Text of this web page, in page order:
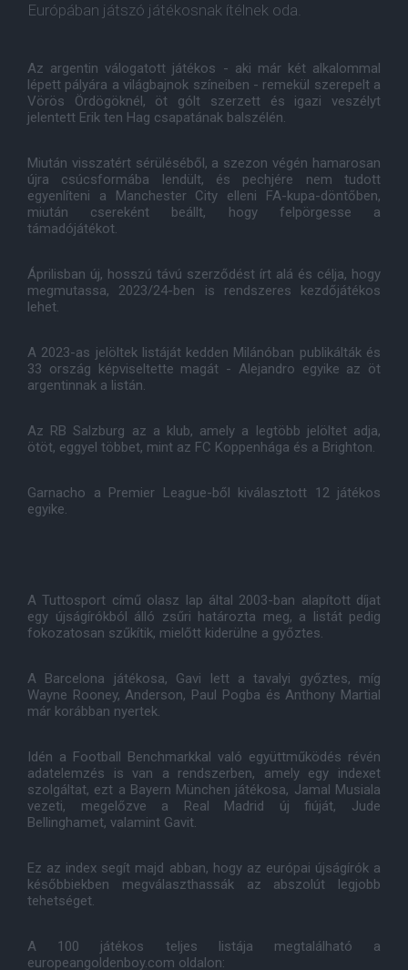
Európában játszó játékosnak ítélnek oda.
Az argentin válogatott játékos - aki már két alkalommal
lépett pályára a világbajnok színeiben - remekül szerepelt a
Vörös Ördögöknél, öt gólt szerzett és igazi veszélyt
jelentett Erik ten Hag csapatának balszélén.
Miután visszatért sérüléséből, a szezon végén hamarosan
újra csúcsformába lendült, és pechjére nem tudott
egyenlíteni a Manchester City elleni FA-kupa-döntőben,
miután csereként beállt, hogy felpörgesse a
támadójátékot.
Áprilisban új, hosszú távú szerződést írt alá és célja, hogy
megmutassa, 2023/24-ben is rendszeres kezdőjátékos
lehet.
A 2023-as jelöltek listáját kedden Milánóban publikálták és
33 ország képviseltette magát - Alejandro egyike az öt
argentinnak a listán.
Az RB Salzburg az a klub, amely a legtöbb jelöltet adja,
ötöt, eggyel többet, mint az FC Koppenhága és a Brighton.
Garnacho a Premier League-ből kiválasztott 12 játékos
egyike.
A Tuttosport című olasz lap által 2003-ban alapított díjat
egy újságírókból álló zsűri határozta meg, a listát pedig
fokozatosan szűkítik, mielőtt kiderülne a győztes.
A Barcelona játékosa, Gavi lett a tavalyi győztes, míg
Wayne Rooney, Anderson, Paul Pogba és Anthony Martial
már korábban nyertek.
Idén a Football Benchmarkkal való együttműködés révén
adatelemzés is van a rendszerben, amely egy indexet
szolgáltat, ezt a Bayern München játékosa, Jamal Musiala
vezeti, megelőzve a Real Madrid új fiúját, Jude
Bellinghamet, valamint Gavit.
Ez az index segít majd abban, hogy az európai újságírók a
későbbiekben megválaszthassák az abszolút legjobb
tehetséget.
A 100 játékos teljes listája megtalálható a
europeangoldenboy.com oldalon: